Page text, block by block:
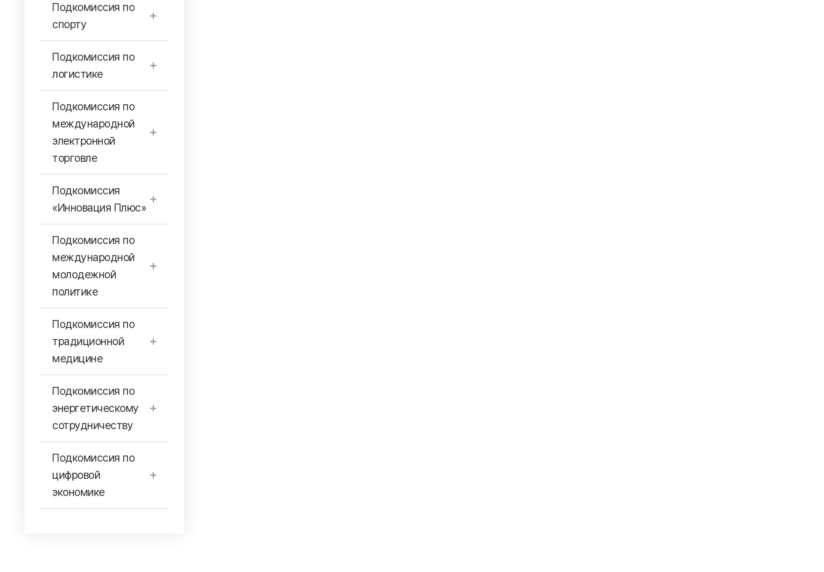
Подкомиссия по
спорту
Подкомиссия по
логистике
Подкомиссия по
международной
электронной
торговле
Подкомиссия
«Инновация Плюс»
Подкомиссия по
международной
молодежной
политике
Подкомиссия по
традиционной
медицине
Подкомиссия по
энергетическому
сотрудничеству
Подкомиссия по
цифровой
экономике